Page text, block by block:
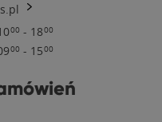
00 - 1800
00 - 1500